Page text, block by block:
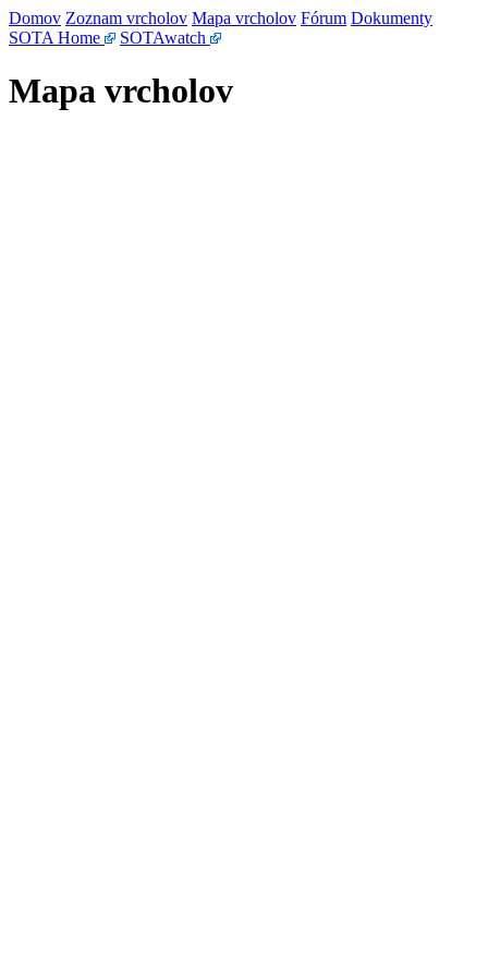
Domov Zoznam vrcholov Mapa vrcholov Fórum Dokumenty
SOTA Home
SOTAwatch
Mapa vrcholov